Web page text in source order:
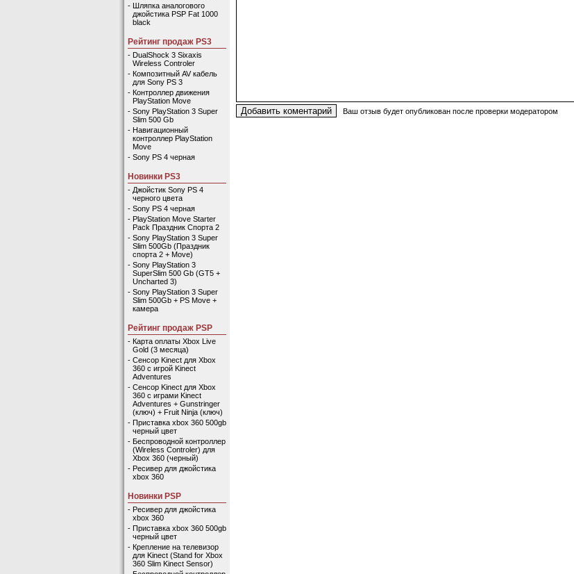
- Шляпка аналогового
джойстика PSP Fat 1000
black
Рейтинг продаж PS3
- DualShock 3 Sixaxis
Wireless Controler
- Композитный AV кабель
для Sony PS 3
- Контроллер движения
PlayStation Move
- Sony PlayStation 3 Super
Slim 500 Gb
- Навигационный
контроллер PlayStation
Move
- Sony PS 4 черная
Новинки PS3
- Джойстик Sony PS 4
черного цвета
- Sony PS 4 черная
- PlayStation Move Starter
Pack Праздник Спорта 2
- Sony PlayStation 3 Super
Slim 500Gb (Праздник
спорта 2 + Move)
- Sony PlayStation 3
SuperSlim 500 Gb (GT5 +
Uncharted 3)
- Sony PlayStation 3 Super
Slim 500Gb + PS Move +
камера
Рейтинг продаж PSP
- Карта оплаты Xbox Live
Gold (3 месяца)
- Сенсор Kinect для Xbox
360 с игрой Kinect
Adventures
- Сенсор Kinect для Xbox
360 с играми Kinect
Adventures + Gunstringer
(ключ) + Fruit Ninja (ключ)
- Приставка xbox 360 500gb
черный цвет
- Беспроводной контроллер
(Wireless Controler) для
Xbox 360 (черный)
- Ресивер для джойстика
xbox 360
Новинки PSP
- Ресивер для джойстика
xbox 360
- Приставка xbox 360 500gb
черный цвет
- Крепление на телевизор
для Kinect (Stand for Xbox
360 Slim Kinect Sensor)
Ваш отзыв будет опубликован после проверки модератором